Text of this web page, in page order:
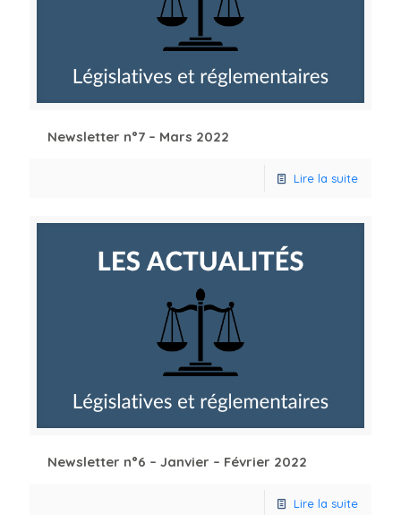
Newsletter n°7 – Mars 2022
Lire la suite
Newsletter n°6 – Janvier – Février 2022
Lire la suite